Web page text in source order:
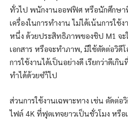
ทั่วไป พนักงานออฟฟิศ หรือนักศึกษา
เครื่องในการทำงาน ไม่ได้เน้นการใช้
หนึ่ง ด้วยประสิทธิภาพของชิป M1 จะ
เอกสาร หรือจะทำภาพ, มีใช้ตัดต่อวิดี
การใช้งานได้เป็นอย่างดี เรียกว่าดีเกิ
ทำได้ด้วยซำ้ไป
ส่วนการใช้งานเฉพาะทาง เช่น ตัดต่
ไฟล์ 4K ที่ฟุตเทจยาวเป็นชั่วโมง หรื